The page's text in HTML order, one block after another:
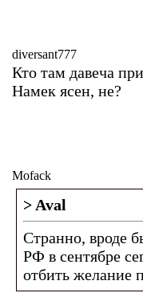
diversant777
Кто там давеча
Намек ясен, не?
Mofack
> Aval
Странно, вроде
РФ в сентябре
отбить желание